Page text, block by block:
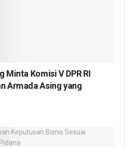
Minta Komisi V DPR RI
Armada Asing yang